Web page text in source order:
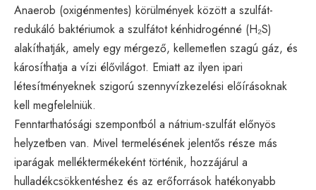
Anaerob (oxigénmentes) körülmények között a szulfát-
redukáló baktériumok a szulfátot kénhidrogénné (H₂S)
alakíthatják, amely egy mérgező, kellemetlen szagú gáz, és
károsíthatja a vízi élővilágot. Emiatt az ilyen ipari
létesítményeknek szigorú szennyvízkezelési előírásoknak
kell megfelelniük.
Fenntarthatósági szempontból a nátrium-szulfát előnyös
helyzetben van. Mivel termelésének jelentős része más
iparágak melléktermékeként történik, hozzájárul a
hulladékcsökkentéshez és az erőforrások hatékonyabb